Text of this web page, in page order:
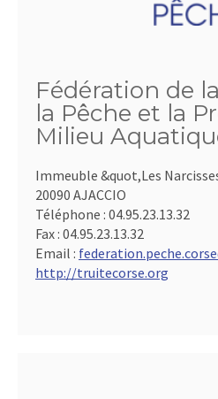
Fédération de
la Pêche et la
Milieu
Immeuble &quot,Les
20090 AJACCIO
Téléphone : 04.95.23.13.32
Fax : 04.95.23.13.32
Email :
http://truitecorse.org